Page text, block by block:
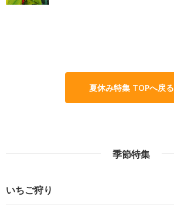
夏休み特集 TOPへ戻る
季節特集
いちご狩り